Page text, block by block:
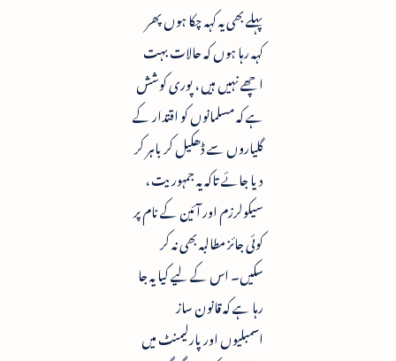
پہلے بھی یہ کہہ چکا ہوں پھر
کہہ رہا ہوں کہ حالات بہت
اچھے نہیں ہیں ، پوری کوشش
ہے کہ مسلمانوں کو اقتدار کے
گلیاروں سے ڈھکیل کر باہر کر
دیا جائے تاکہ یہ جمہوریت ،
سیکولرزم اور آئین کے نام پر
کوئی جائز مطالبہ بھی نہ کر
سکیں۔ اس کے لیے کیا یہ جا
رہا ہے کہ قانون ساز
اسمبلیوں اور پارلیمنٹ میں